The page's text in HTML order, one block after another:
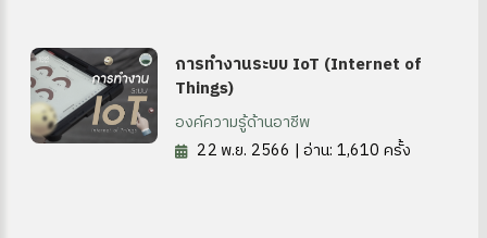
การทำงานระบบ IoT (Internet of
Things)
องค์ความรู้ด้านอาชีพ
22 พ.ย. 2566 | อ่าน: 1,610 ครั้ง